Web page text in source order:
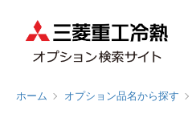
ホーム オプション品名から探す